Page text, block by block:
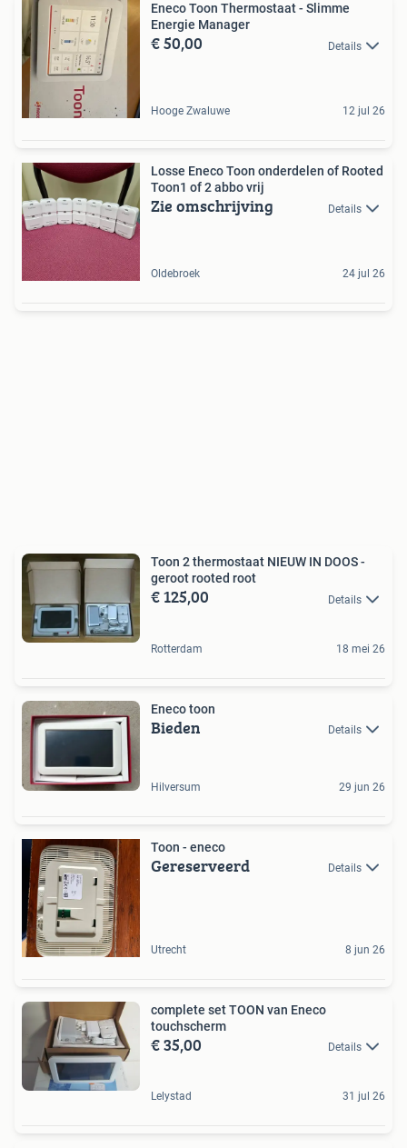
Eneco Toon Thermostaat - Slimme
Energie Manager
€ 50,00 Details
Hooge Zwaluwe 12 jul 26
Losse Eneco Toon onderdelen of Rooted
Toon1 of 2 abbo vrij
Zie omschrijving Details
Oldebroek 24 jul 26
Toon 2 thermostaat NIEUW IN DOOS -
geroot rooted root
€ 125,00 Details
Rotterdam 18 mei 26
Eneco toon
Bieden Details
Hilversum 29 jun 26
Toon - eneco
Gereserveerd Details
Utrecht 8 jun 26
complete set TOON van Eneco
touchscherm
€ 35,00 Details
Lelystad 31 jul 26